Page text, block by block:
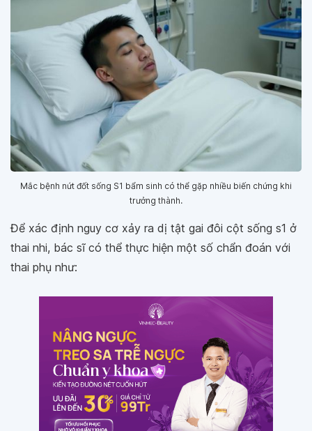
Mắc bệnh nứt đốt sống S1 bẩm sinh có thể gặp nhiều biến chứng khi
trưởng thành.
Để xác định nguy cơ xảy ra dị tật gai đôi cột sống s1 ở
thai nhi, bác sĩ có thể thực hiện một số chẩn đoán với
thai phụ như: